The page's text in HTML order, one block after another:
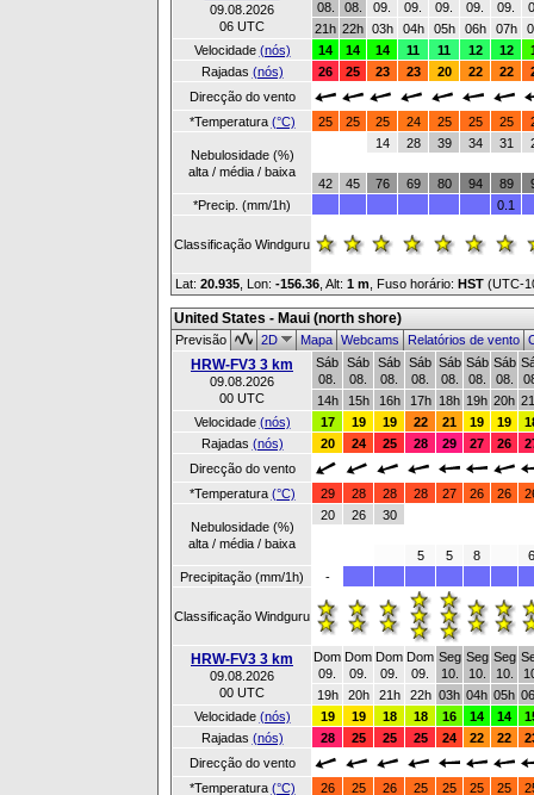
09.08.2026
06 UTC
08.
08.
09.
09.
09.
09.
09.
21h 22h 03h 04h 05h 06h 07h
Velocidade (nós) 14 14 14 11 11 12 12
Rajadas (nós) 26 25 23 23 20 22 22
Direcção do vento
*Temperatura (°C) 25 25 25 24 25 25 25
Nebulosidade (%)
alta / média / baixa
42
45
14
76
28
69
39
80
34
94
31
89
*Precip. (mm/1h)
0.1
Classificação Windguru
Lat: 20.935 , Lon: -156.36 Alt: 1 m , Fuso horário: HST (UTC-
United States - Maui (north shore)
Previsão 2D MapaWebcamsRelatórios de vento
HRW-FV3 3 km
09.08.2026
00 UTC
Sáb
08.
Sáb
08.
Sáb
08.
Sáb
08.
Sáb
08.
Sáb
08.
Sáb
08.
14h
15h 16h 17h 18h 19h 20h
Velocidade (nós) 17 19 19 22 21 19 19
Rajadas (nós) 20 24 25 28 29 27 26
Direcção do vento
*Temperatura (°C) 29 28 28 28 27 26 26
Nebulosidade (%)
alta / média / baixa
20 26 30
5 5 8
6
Precipitação (mm/1h)
-
Classificação Windguru
HRW-FV3 3 km
09.08.2026
00 UTC
Dom
09.
Dom
09.
Dom
09.
Dom
09.
Seg
10.
Seg
10.
Seg
10.
19h
20h 21h 22h 03h 04h 05h
Velocidade (nós) 19 19 18 18 16 14 14
Rajadas (nós) 28 25 25 25 24 22 22
Direcção do vento
*Temperatura (°C) 26 25 26 25 25 25 25